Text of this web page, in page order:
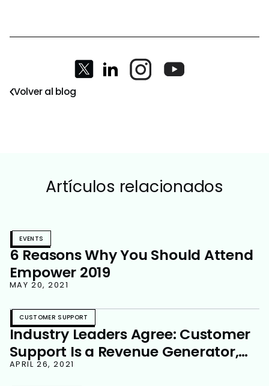
Volver al blog
Artículos relacionados
EVENTS
6 Reasons Why You Should Attend
Empower 2019
MAY 20, 2021
CUSTOMER SUPPORT
Industry Leaders Agree: Customer
Support Is a Revenue Generator,
Not a Cost Center
APRIL 26, 2021